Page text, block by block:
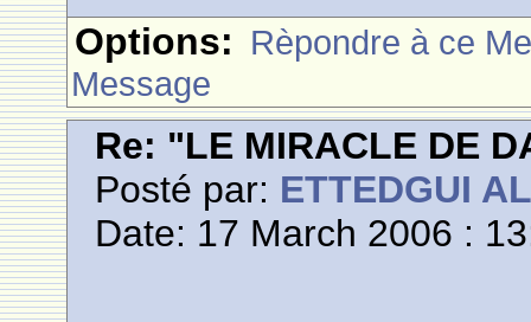
Options: Rèpondre à ce
Message
Re: "LE MIRACLE DE
Posté par: ETTEDGUI
Date: 17 March 2006 :